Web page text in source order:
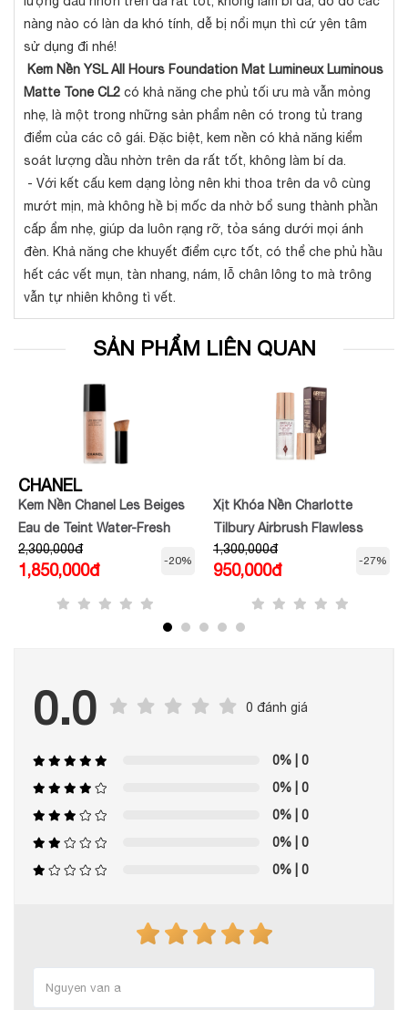
nàng nào có làn da khó tính, dễ bị nổi mụn thì cứ yên tâm
sử dụng đi nhé!
Kem Nền YSL All Hours Foundation Mat Lumineux Luminous
Matte Tone CL2 có khả năng che phủ tối ưu mà vẫn mỏng
nhẹ, là một trong những sản phẩm nên có trong tủ trang
điểm của các cô gái. Đặc biệt, kem nền có khả năng kiểm
soát lượng dầu nhờn trên da rất tốt, không làm bí da.
- Với kết cấu kem dạng lỏng nên khi thoa trên da vô cùng
mướt mịn, mà không hề bị mốc da nhờ bổ sung thành phần
cấp ẩm nhẹ, giúp da luôn rạng rỡ, tỏa sáng dưới mọi ánh
đèn. Khả năng che khuyết điểm cực tốt, có thể che phủ hầu
hết các vết mụn, tàn nhang, nám, lỗ chân lông to mà trông
vẫn tự nhiên không tì vết.
SẢN PHẨM LIÊN QUAN
CHANEL
Kem Nền Chanel Les Beiges
Eau de Teint Water-Fresh
Tint Medium Light 30ml
2,300,000đ
1,850,000đ
-20%
Xịt Khóa Nền Charlotte
Tilbury Airbrush Flawless
Setting Spray 100ml
1,300,000đ
950,000đ
-27%
0.0 0 đánh giá
0% | 0
0% | 0
0% | 0
0% | 0
0% | 0